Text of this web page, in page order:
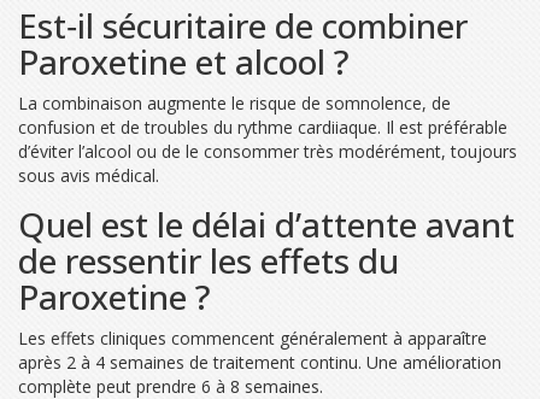
Est‑il sécuritaire de combiner
Paroxetine et alcool ?
La combinaison augmente le risque de somnolence, de
confusion et de troubles du rythme cardiiaque. Il est préférable
d’éviter l’alcool ou de le consommer très modérément, toujours
sous avis médical.
Quel est le délai d’attente avant
de ressentir les effets du
Paroxetine ?
Les effets cliniques commencent généralement à apparaître
après 2 à 4 semaines de traitement continu. Une amélioration
complète peut prendre 6 à 8 semaines.